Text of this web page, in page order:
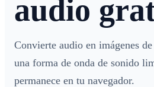
audio
Convierte audio en imágenes
una forma de onda de sonido
permanece en tu navegador.